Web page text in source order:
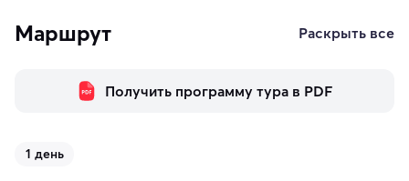
Маршрут Раскрыть все
Получить программу тура в PDF
1 день